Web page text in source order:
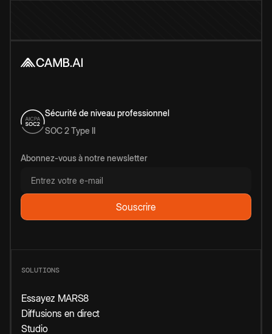
Sécurité de niveau professionnel
SOC 2 Type II
Abonnez-vous à notre newsletter
SOLUTIONS
Essayez MARS8
Diffusions en direct
Studio